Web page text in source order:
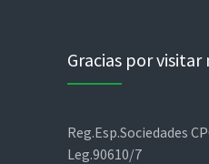
Gracias por
Reg.Esp.Sociedades
Leg.90610/7